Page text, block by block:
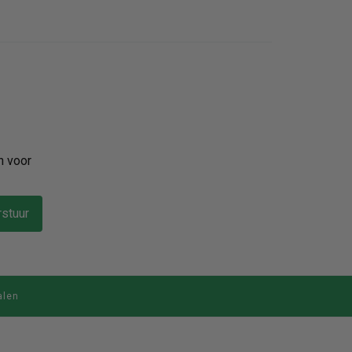
voor